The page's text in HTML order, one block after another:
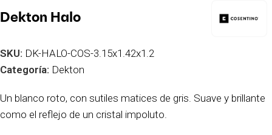
Dekton Halo
SKU: DK-HALO-COS-3.15x1.42x1.2
Categoría: Dekton
Un blanco roto, con sutiles matices de gris. Suave y brillante
como el reflejo de un cristal impoluto.